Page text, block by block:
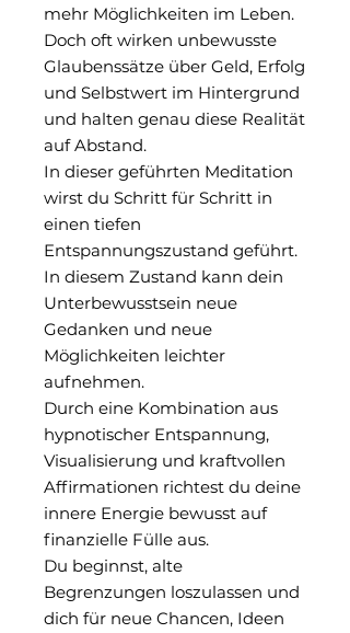
mehr Möglichkeiten im Leben.
Doch oft wirken unbewusste
Glaubenssätze über Geld, Erfolg
und Selbstwert im Hintergrund
und halten genau diese Realität
auf Abstand.
In dieser geführten Meditation
wirst du Schritt für Schritt in
einen tiefen
Entspannungszustand geführt.
In diesem Zustand kann dein
Unterbewusstsein neue
Gedanken und neue
Möglichkeiten leichter
aufnehmen.
Durch eine Kombination aus
hypnotischer Entspannung,
Visualisierung und kraftvollen
Affirmationen richtest du deine
innere Energie bewusst auf
finanzielle Fülle aus.
Du beginnst, alte
Begrenzungen loszulassen und
dich für neue Chancen, Ideen